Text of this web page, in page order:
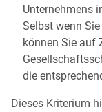
Unternehmens
Selbst wenn
können Sie auf
die
Dieses Kriterium